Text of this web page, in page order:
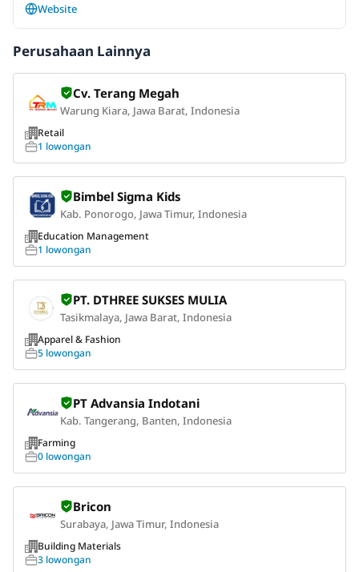
Website
Perusahaan Lainnya
Cv. Terang Megah
Warung Kiara, Jawa Barat, Indonesia
Retail
1 lowongan
Bimbel Sigma Kids
Kab. Ponorogo, Jawa Timur, Indonesia
Education Management
1 lowongan
PT. DTHREE SUKSES MULIA
Tasikmalaya, Jawa Barat, Indonesia
Apparel & Fashion
5 lowongan
PT Advansia Indotani
Kab. Tangerang, Banten, Indonesia
Farming
0 lowongan
Bricon
Surabaya, Jawa Timur, Indonesia
Building Materials
3 lowongan